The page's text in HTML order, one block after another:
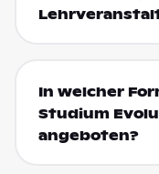
In welcher
Studium
angeboten?